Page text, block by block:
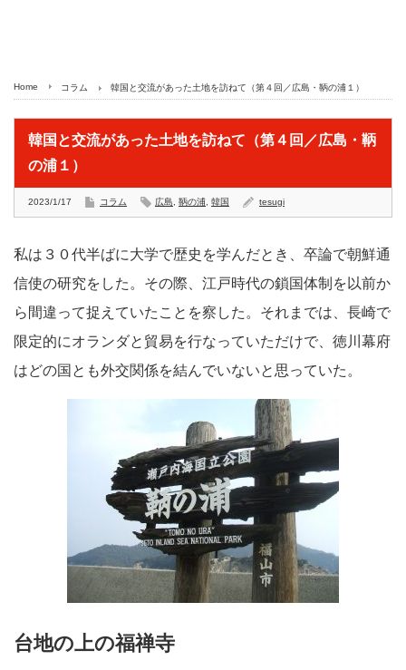
Home コラム 韓国と交流があった土地を訪ねて（第４回／広島・鞆の浦１）
韓国と交流があった土地を訪ねて（第４回／広島・鞆
の浦１）
2023/1/17 コラム 広島 鞆の浦 韓国 tesugi
私は３０代半ばに大学で歴史を学んだとき、卒論で朝鮮通
信使の研究をした。その際、江戸時代の鎖国体制を以前か
ら間違って捉えていたことを察した。それまでは、長崎で
限定的にオランダと貿易を行なっていただけで、徳川幕府
はどの国とも外交関係を結んでいないと思っていた。
台地の上の福禅寺